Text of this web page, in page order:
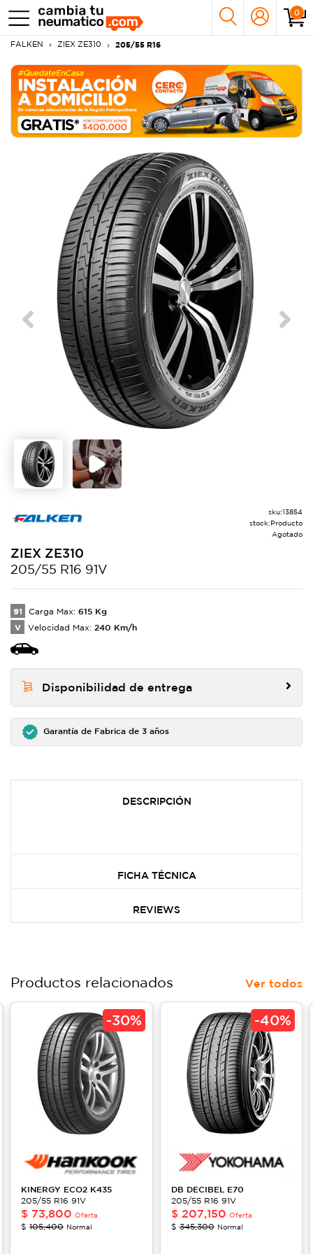
0
FALKEN ZIEX ZE310 205/55 R16
Previous Next
sku:13854
stock:Producto
Agotado
ZIEX ZE310
205/55 R16 91V
91 Carga Max: 615 Kg
V Velocidad Max: 240 Km/h
Disponibilidad de entrega
Garantía de Fabrica de 3 años
DESCRIPCIÓN
FICHA TÉCNICA
REVIEWS
Productos relacionados Ver todos
-30%
KINERGY ECO2 K435
205/55 R16 91V
$ 73,800 Oferta
$ 105,400 Normal
-40%
DB DECIBEL E70
205/55 R16 91V
$ 207,150 Oferta
$345,300 Normal